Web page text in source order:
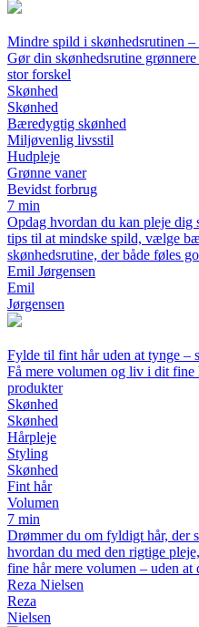
Mindre spild i skønhedsrutinen
Gør din skønhedsrutine
stor forskel
Skønhed
Skønhed
Bæredygtig skønhed
Miljøvenlig livsstil
Hudpleje
Grønne vaner
Bevidst forbrug
7 min
Opdag hvordan du kan pleje dig
tips til at mindske spild, vælge
skønhedsrutine, der både føles
Emil Jørgensen
Emil
Jørgensen
Fylde til fint hår uden at tynge –
Få mere volumen og liv i dit fine
produkter
Skønhed
Skønhed
Hårpleje
Styling
Skønhed
Fint hår
Volumen
7 min
Drømmer du om fyldigt hår, der
hvordan du med den rigtige
fine hår mere volumen – uden
Reza Nielsen
Reza
Nielsen